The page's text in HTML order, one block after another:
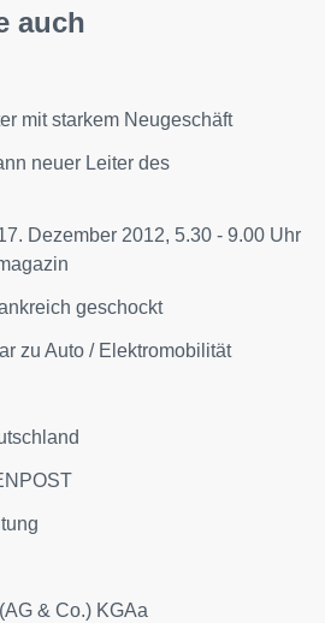
auch
mit starkem Neugeschäft
neuer Leiter des
Dezember 2012, 5.30 - 9.00 Uhr
geschockt
zu Auto / Elektromobilität
& Co.) KGAa